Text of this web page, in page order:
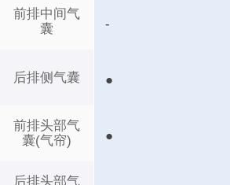
前排中间气
囊
后排侧气囊
前排头部气
囊(气帘)
后排头部气
-
●
●